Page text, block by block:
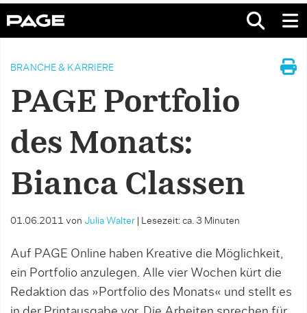
BRANCHE & KARRIERE
PAGE Portfolio
des Monats:
Bianca Classen
01.06.2011 von Julia Walter Lesezeit: ca. 3 Minuten
Auf PAGE Online haben Kreative die Möglichkeit,
ein Portfolio anzulegen. Alle vier Wochen kürt die
Redaktion das »Portfolio des Monats« und stellt es